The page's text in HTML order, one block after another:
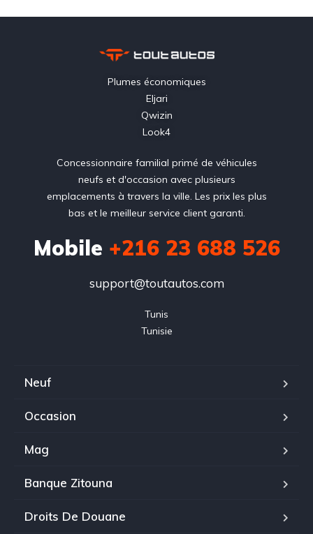
Plumes économiques
Eljari
Qwizin
Look4
Concessionnaire familial primé de véhicules
neufs et d'occasion avec plusieurs
emplacements à travers la ville. Les prix les plus
bas et le meilleur service client garanti.
Mobile +216 23 688 526
support@toutautos.com
Tunis
Tunisie
Neuf
Occasion
Mag
Banque Zitouna
Droits De Douane